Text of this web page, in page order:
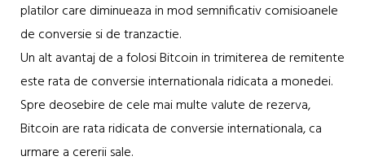
platilor care diminueaza in mod semnificativ comisioanele
de conversie si de tranzactie.
Un alt avantaj de a folosi Bitcoin in trimiterea de remitente
este rata de conversie internationala ridicata a monedei.
Spre deosebire de cele mai multe valute de rezerva,
Bitcoin are rata ridicata de conversie internationala, ca
urmare a cererii sale.